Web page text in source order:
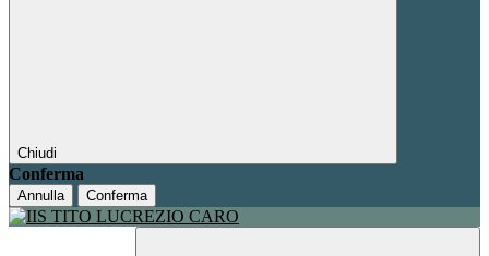
Chiudi
Conferma
Annulla Conferma